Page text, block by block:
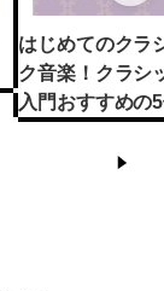
はじめてのクラ
ク音楽！クラシ
入門おすすめの